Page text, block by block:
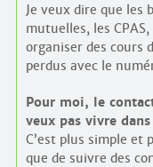
Je veux dire que les
mutuelles, les
organiser des cours
perdus avec le
Pour moi, le
veux pas vivre
C’est plus simple et
que de suivre des